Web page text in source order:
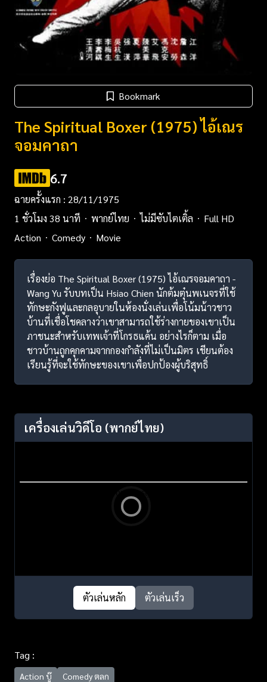
Bookmark
The Spiritual Boxer (1975) ไอ้เณร
จอมคาถา
6.7
ฉายครั้งแรก : 28/11/1975
1 ชั่วโมง 38 นาที
พากย์ไทย ไม่มีซับไตเติ้ล
Full HD
Action
Comedy Movie
เรื่องย่อ The Spiritual Boxer (1975) ไอ้เณรจอมคาถา -
Wang Yu รับบทเป็น Hsiao Chien นักต้มตุ๋นพเนจรที่ใช้
ทักษะกังฟูและกลอุบายในห้องนั่งเล่นเพื่อโน้มน้าวชาว
บ้านที่เชื่อโชคลางว่าเขาสามารถใช้ร่างกายของเขาเป็น
ภาชนะสำหรับเทพเจ้าที่โกรธแค้น อย่างไรก็ตาม เมื่อ
ชาวบ้านถูกคุกคามจากกองกำลังที่ไม่เป็นมิตร เชียนต้อง
เรียนรู้ที่จะใช้ทักษะของเขาเพื่อปกป้องผู้บริสุทธิ์
เครื่องเล่นวิดีโอ (พากย์ไทย)
ตัวเล่นหลัก ตัวเล่นเร็ว
Tag :
Action บู๊
Comedy ตลก